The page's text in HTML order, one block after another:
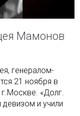
Мамонов
генералом-
21 ноября в
«Долг.
и учили